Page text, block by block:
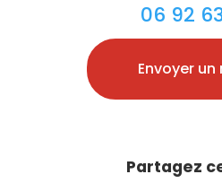
06 92
Envoyer
Partagez